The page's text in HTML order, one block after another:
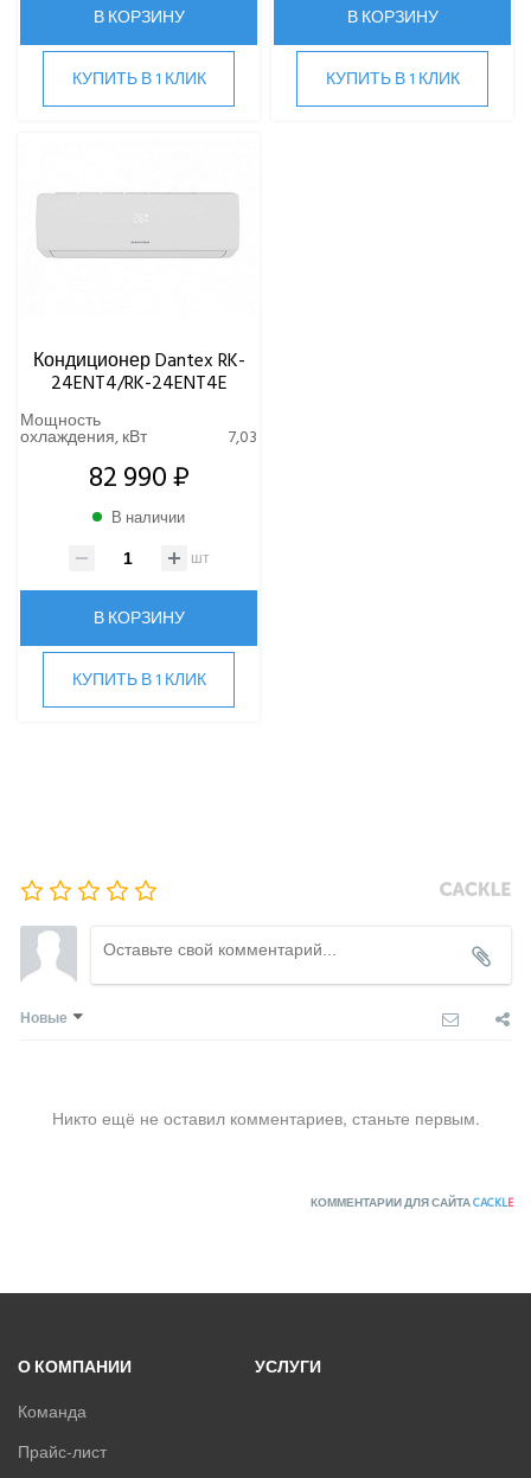
Hisense
HIGH LIFE
HITACHI
Kitano
LEGION
Midea
Mitsubishi Heavy Industries
MITSUDAI
Panasonic
Quattroclima
ROYAL CLIMA
Samsung
SHUFT
ОСУШИТЕЛИ ВОЗДУХА
VRF-СИСТЕМЫ
ЧИЛЛЕРЫ
ПРИТОЧНО-ВЫТЯЖНЫЕ УСТАНОВКИ
КОМПРЕССОРНО-КОНДЕНСАТОРНЫЕ БЛОКИ
В КОРЗИНУ
КУПИТЬ В 1 КЛИК
В КОРЗИНУ
КУПИТЬ В 1 КЛИК
Кондиционер Dantex RK-
24ENT4/RK-24ENT4E
Мощность
охлаждения, кВт 7,03
82 990 ₽
В наличии
шт
В КОРЗИНУ
КУПИТЬ В 1 КЛИК
Новые
Никто ещё не оставил комментариев, станьте первым.
КОММЕНТАРИИ ДЛЯ САЙТАCACKLE
О КОМПАНИИ
Команда
Прайс-лист
УСЛУГИ